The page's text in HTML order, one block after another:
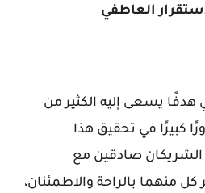
العاطفي
هدفًا يسعى إليه الكثير من
كبيرًا في تحقيق هذا
الشريكان صادقين مع
منهما بالراحة والاطمئنان،